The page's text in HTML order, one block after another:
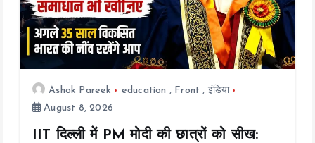
Ashok Pareek education , Front , इंडिया
August 8, 2026
IIT दिल्ली में PM मोदी की छात्रों को सीख: